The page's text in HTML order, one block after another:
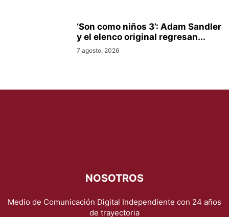
‘Son como niños 3’: Adam Sandler
y el elenco original regresan...
7 agosto, 2026
NOSOTROS
Medio de Comunicación Digital Independiente con 24 años
de trayectoria